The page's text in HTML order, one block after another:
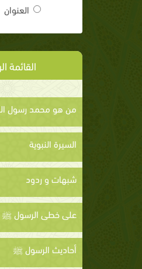
العنوان
القائمة
من هو محمد رسول
السيرة النبوية
شبهات و ردود
على خطى الرسول ﷺ
أحاديث الرسول ﷺ